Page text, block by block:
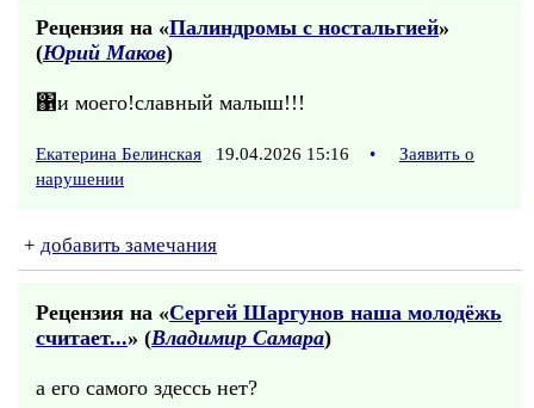
Рецензия на «Палиндромы с ностальгией»
(Юрий Маков)
΁и моего!славный малыш!!!
Екатерина Белинская 19.04.2026 15:16 •
Заявить о
нарушении
+ добавить замечания
Рецензия на «Сергей Шаргунов наша молодёжь
считает...» (Владимир Самара)
а его самого здессь нет?